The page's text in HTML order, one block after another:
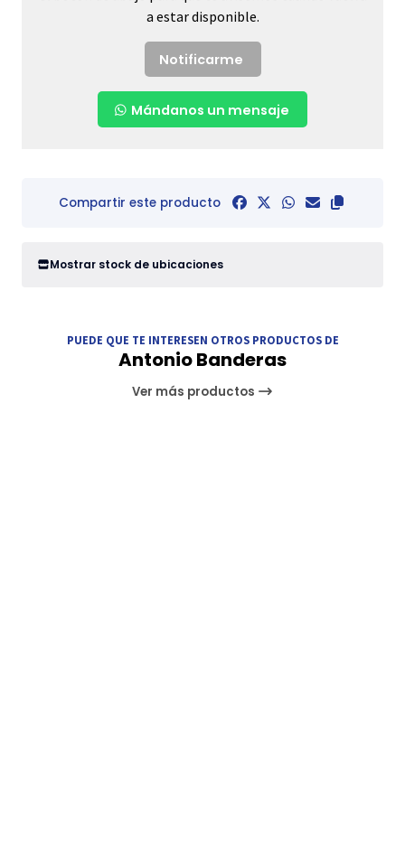
a estar disponible.
Notificarme
Mándanos un mensaje
Compartir este producto
Mostrar stock de ubicaciones
PUEDE QUE TE INTERESEN OTROS PRODUCTOS DE
Antonio Banderas
Ver más productos